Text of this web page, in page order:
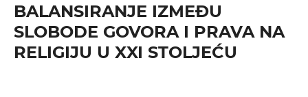
BALANSIRANJE IZMEĐU
SLOBODE GOVORA I PRAVA NA
RELIGIJU U XXI STOLJEĆU